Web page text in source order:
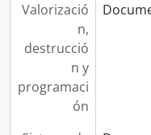
Valorizació
n,
destrucció
n y
programaci
ón